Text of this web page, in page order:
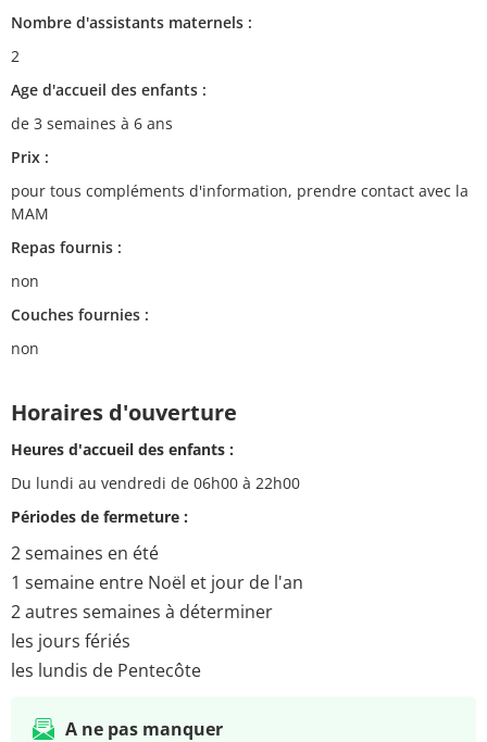
Nombre d'assistants maternels :
2
Age d'accueil des enfants :
de 3 semaines à 6 ans
Prix :
pour tous compléments d'information, prendre contact avec la
MAM
Repas fournis :
non
Couches fournies :
non
Horaires d'ouverture
Heures d'accueil des enfants :
Du lundi au vendredi de 06h00 à 22h00
Périodes de fermeture :
2 semaines en été
1 semaine entre Noël et jour de l'an
2 autres semaines à déterminer
les jours fériés
les lundis de Pentecôte
A ne pas manquer